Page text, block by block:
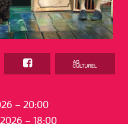
– 20:00
– 18:00